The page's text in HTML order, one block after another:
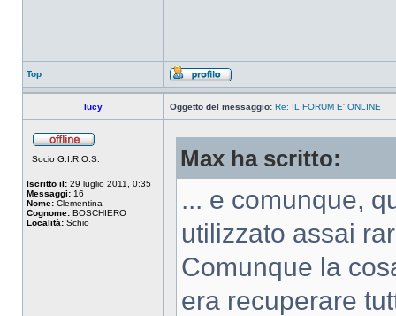
Top
lucy Oggetto del messaggio: Re: IL FORUM E' ONLINE
Socio G.I.R.O.S.
Iscritto il: 29 luglio 2011, 0:35
Messaggi: 16
Nome: Clementina
Cognome: BOSCHIERO
Località: Schio
Max ha scritto:
... e comunque,
utilizzato assai
Comunque la
era recuperare